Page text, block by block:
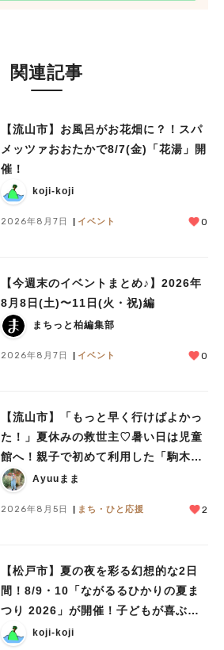
関連記事
【流山市】お風呂がお花畑に？！スパ
メッツァおおたかで8/7(金)「花湯」開
催！
koji-koji
2026年8月7日 イベント 0
【今週末のイベントまとめ♪】2026年
8月8日(土)〜11日(火・祝)編
まちっと柏編集部
2026年8月7日 イベント 0
【流山市】「もっと早く行けばよかっ
た！」夏休みの救世主♡暑い日は児童
館へ！親子で初めて利用した「駒木台
児童館」レポート
Ayuuまま
2026年8月5日 まち・ひと応援 2
【松戸市】夏の夜を彩る幻想的な2日
間！8/9・10「ながるるひかりの夏ま
つり 2026」が開催！子どもが喜ぶワ
ークショップや限定ヒーローショーも
koji-koji